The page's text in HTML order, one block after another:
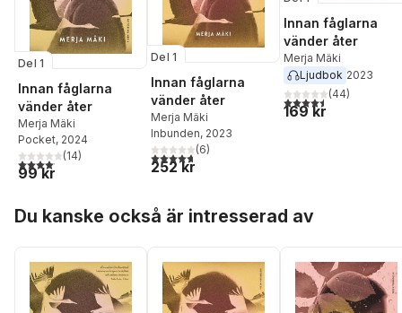
Del 1
Innan fåglarna
vänder åter
Merja Mäki
Pocket, 2024
4,1utav 5 stjärnor. Totalt antal röster:
(14)
99 kr
Del 1
Innan fåglarna
vänder åter
Merja Mäki
Inbunden, 2023
4,7utav 5 stjärnor. Totalt antal röster:
(6)
252 kr
Innan fåglarna
vänder åter
Merja Mäki
Ljudbok 2023
4,5utav 5 stjärnor.
(44)
169 kr
Du kanske också är intresserad av